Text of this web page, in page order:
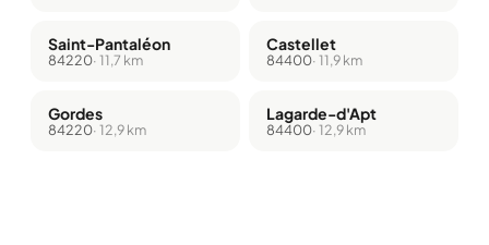
Saint-Pantaléon
84220· 11,7 km
Castellet
84400· 11,9 km
Gordes
84220· 12,9 km
Lagarde-d'Apt
84400· 12,9 km